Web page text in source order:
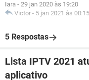
Iara - 29 jan 2020 às 19:20
Victor - 5 jan 2021 às 00:15
5 Respostas
Lista IPTV 2021
aplicativo